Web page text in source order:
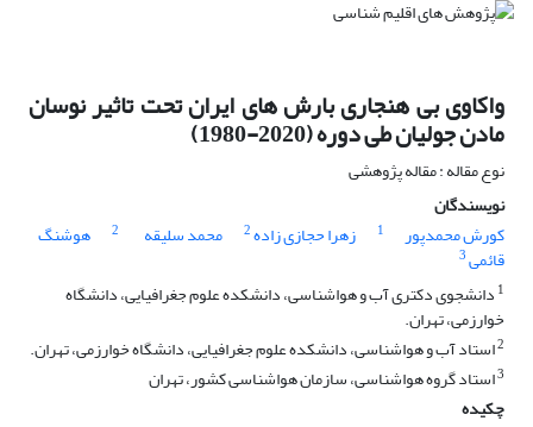
واکاوی بی هنجاری بارش های ایران تحت تاثیر نوسان
مادن جولیان طی دوره (2020-1980)
نوع مقاله : مقاله پژوهشی
نویسندگان
کورش محمدپور
1 زهرا حجازی زاده2 محمد سلیقه 2 هوشنگ
قائمی3
1 دانشجوی دکتری آب و هواشناسی، دانشکده علوم جغرافیایی، دانشگاه
خوارزمی، تهران.
2استاد آب و هواشناسی، دانشکده علوم جغرافیایی، دانشگاه خوارزمی، تهران.
3استاد گروه هواشناسی، سازمان هواشناسی کشور، تهران
چکیده